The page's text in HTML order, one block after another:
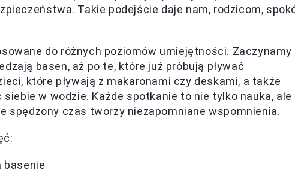
. Takie podejście daje nam, rodzicom,
do różnych poziomów umiejętności. Zaczynamy
basen, aż po te, które już próbują pływać
które pływają z makaronami czy deskami, a także
w wodzie. Każde spotkanie to nie tylko nauka, ale
spędzony czas tworzy niezapomniane wspomnienia.
basenie